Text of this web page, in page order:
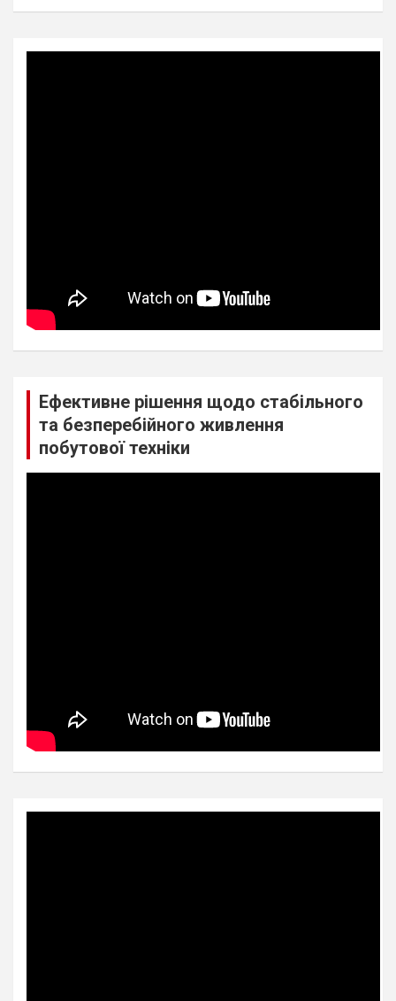
Ефективне рішення щодо стабільного
та безперебійного живлення
побутової техніки